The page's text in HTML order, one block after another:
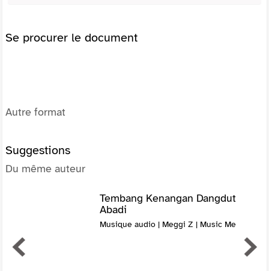
Se procurer le document
Autre format
Suggestions
Du même auteur
Tembang Kenangan Dangdut
Abadi
Musique audio | Meggi Z | Music Me